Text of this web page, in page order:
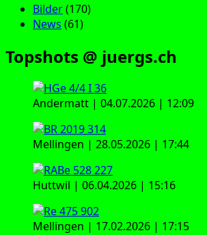
Bilder(170)
News (61)
Topshots @ juergs.ch
Andermatt | 04.07.2026 | 12:09
Mellingen | 28.05.2026 | 17:44
Huttwil | 06.04.2026 | 15:16
Mellingen | 17.02.2026 | 17:15